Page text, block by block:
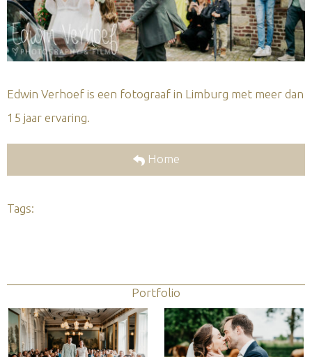
Edwin Verhoef is een fotograaf in Limburg met meer dan
15 jaar ervaring.
Home
Tags:
Portfolio